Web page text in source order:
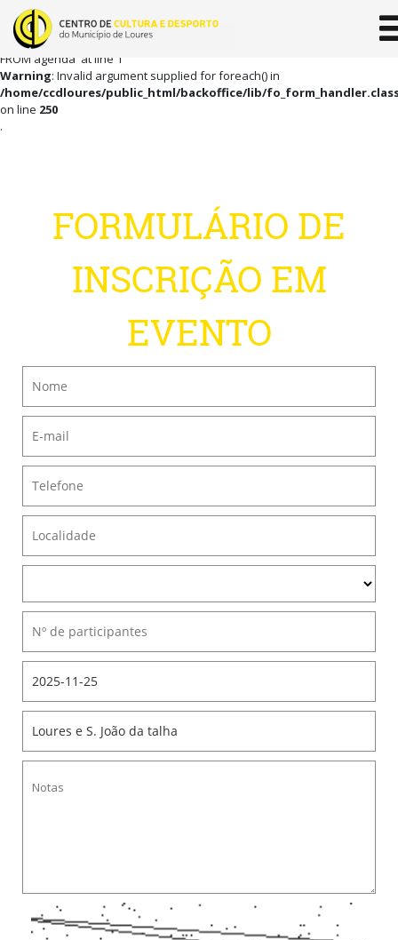
Erro: SQLSTATE[42000]: Syntax error or access violation: 1064 You have an
error in your SQL syntax; check the manual that corresponds to your
MariaDB server version for the right syntax to use near ' , agenda_id
FROM agenda' at line 1
Warning: Invalid argument supplied for foreach() in
/home/ccdloures/public_html/backoffice/lib/
on line 250
.
FORMULÁRIO DE
INSCRIÇÃO EM
EVENTO